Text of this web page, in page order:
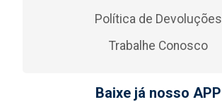
Política de Devoluções
Trabalhe Conosco
Baixe já nosso APP